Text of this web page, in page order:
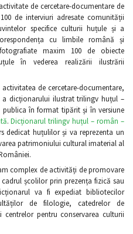
de cercetare-documentare de
de interviuri adresate comunității
specifice culturii huțule și a
cu limbile română și
maxim 100 de obiecte
în vederea realizării ilustrării
de cercetare-documentare,
a dicționarului ilustrat trilingv huțul –
în format tipărit și în versiune
.Dicționarul trilingv huțul – român –
dedicat huțulilor și va reprezenta un
patrimoniului cultural imaterial al
complex de activități de promovare
școlilor prin prezența fizică sau
va fi expediat bibliotecilor
de filologie, catedrelor de
pentru conservarea culturii